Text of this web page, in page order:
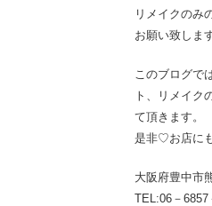
リメイクのみ
お願い致します
このブログで
ト、リメイク
て頂きます。
是非♡お店に
大阪府豊中市
TEL:06－6857